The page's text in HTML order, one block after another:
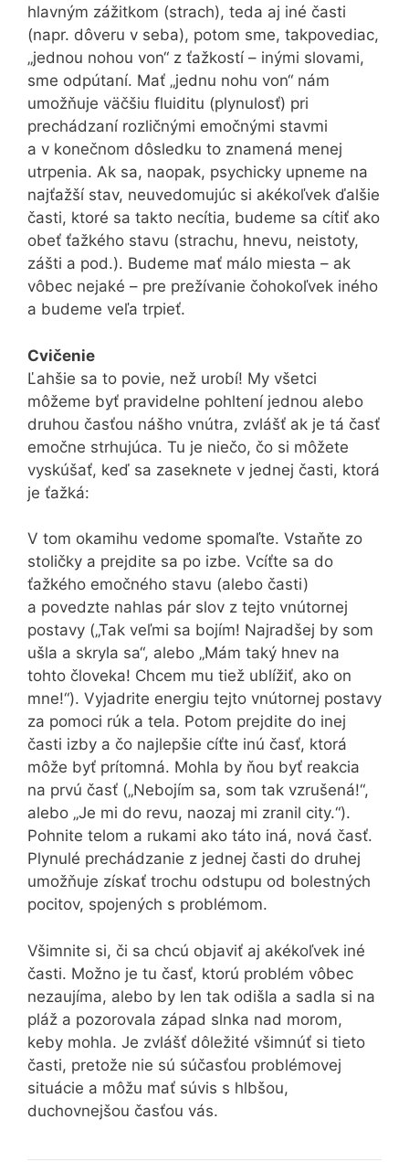
hlavným zážitkom (strach), teda aj iné časti
(napr. dôveru v seba), potom sme, takpovediac,
„jednou nohou von“ z ťažkostí – inými slovami,
sme odpútaní. Mať „jednu nohu von“ nám
umožňuje väčšiu fluiditu (plynulosť) pri
prechádzaní rozličnými emočnými stavmi
a v konečnom dôsledku to znamená menej
utrpenia. Ak sa, naopak, psychicky upneme na
najťažší stav, neuvedomujúc si akékoľvek ďalšie
časti, ktoré sa takto necítia, budeme sa cítiť ako
obeť ťažkého stavu (strachu, hnevu, neistoty,
zášti a pod.). Budeme mať málo miesta – ak
vôbec nejaké – pre prežívanie čohokoľvek iného
a budeme veľa trpieť.
Cvičenie
Ľahšie sa to povie, než urobí! My všetci
môžeme byť pravidelne pohltení jednou alebo
druhou časťou nášho vnútra, zvlášť ak je tá časť
emočne strhujúca. Tu je niečo, čo si môžete
vyskúšať, keď sa zaseknete v jednej časti, ktorá
je ťažká:
V tom okamihu vedome spomaľte. Vstaňte zo
stoličky a prejdite sa po izbe. Vcíťte sa do
ťažkého emočného stavu (alebo časti)
a povedzte nahlas pár slov z tejto vnútornej
postavy („Tak veľmi sa bojím! Najradšej by som
ušla a skryla sa“, alebo „Mám taký hnev na
tohto človeka! Chcem mu tiež ublížiť, ako on
mne!“). Vyjadrite energiu tejto vnútornej postavy
za pomoci rúk a tela. Potom prejdite do inej
časti izby a čo najlepšie cíťte inú časť, ktorá
môže byť prítomná. Mohla by ňou byť reakcia
na prvú časť („Nebojím sa, som tak vzrušená!“,
alebo „Je mi do revu, naozaj mi zranil city.“).
Pohnite telom a rukami ako táto iná, nová časť.
Plynulé prechádzanie z jednej časti do druhej
umožňuje získať trochu odstupu od bolestných
pocitov, spojených s problémom.
Všimnite si, či sa chcú objaviť aj akékoľvek iné
časti. Možno je tu časť, ktorú problém vôbec
nezaujíma, alebo by len tak odišla a sadla si na
pláž a pozorovala západ slnka nad morom,
keby mohla. Je zvlášť dôležité všimnúť si tieto
časti, pretože nie sú súčasťou problémovej
situácie a môžu mať súvis s hlbšou,
duchovnejšou časťou vás.